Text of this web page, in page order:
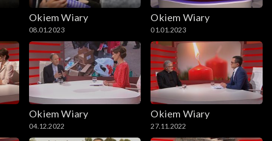
Okiem Wiary
08.01.2023
Okiem Wiary
01.01.2023
Okiem Wiary
04.12.2022
Okiem Wiary
27.11.2022